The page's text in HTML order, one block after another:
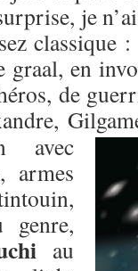
je
classique
en
de
avec
armes
au